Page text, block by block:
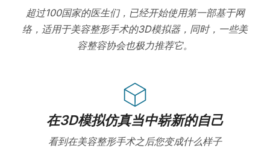
超过100国家的医生们，已经开始使用第一部基于网
络，适用于美容整形手术的3D模拟器，同时，一些美
容整容协会也极力推荐它。
在3D模拟仿真当中崭新的自己
看到在美容整形手术之后您变成什么样子